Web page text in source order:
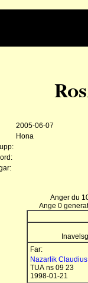
2005-06-07
Hona
Anger du
Ange 0
Far:
Nazarlik Claudius
TUA ns 09 23
1998-01-21